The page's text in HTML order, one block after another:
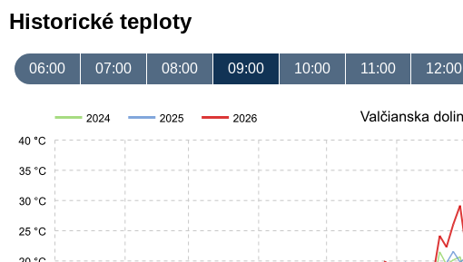
Historické teploty
06:00 07:00 08:00 09:00 10:00 11:00 12:00